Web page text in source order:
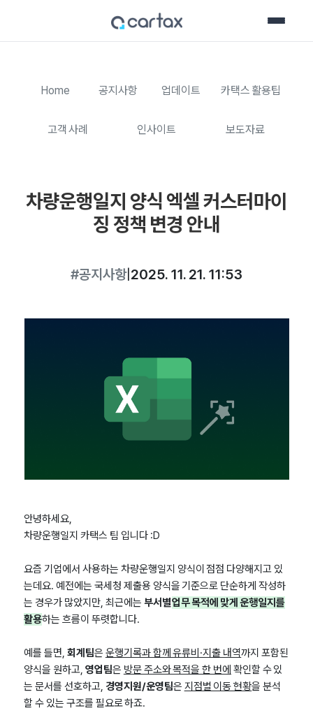
Home 공지사항 업데이트 카택스 활용팁
고객 사례 인사이트 보도자료
차량운행일지 양식 엑셀 커스터마이
징 정책 변경 안내
#공지사항| 2025. 11. 21. 11:53
안녕하세요,
차량운행일지 카택스 팀 입니다 :D
요즘 기업에서 사용하는 차량운행일지 양식이 점점 다양해지고 있
는데요. 예전에는 국세청 제출용 양식을 기준으로 단순하게 작성하
는 경우가 많았지만, 최근에는 부서별업무 목적에 맞게 운행일지를
활용하는 흐름이 뚜렷합니다.
예를 들면,회계팀은 운행기록과 함께 유류비·지출 내역까지 포함된
양식을 원하고,영업팀은 방문 주소와 목적을 한 번에 확인할 수 있
는 문서를 선호하고, 경영지원/운영팀은 지점별 이동 현황을 분석
할 수 있는 구조를 필요로 하죠.